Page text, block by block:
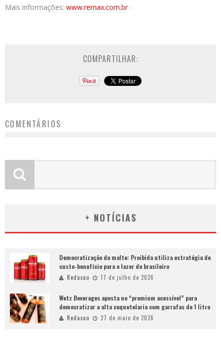
Mais informações: www.remax.com.br
COMPARTILHAR:
COMENTÁRIOS
+ NOTÍCIAS
Democratização do malte: Proibida utiliza estratégia de
custo-benefício para o lazer do brasileiro
Redacao 17 de julho de 2026
Wetz Beverages aposta no “premium acessível” para
democratizar a alta coquetelaria com garrafas de 1 litro
Redacao 27 de maio de 2026